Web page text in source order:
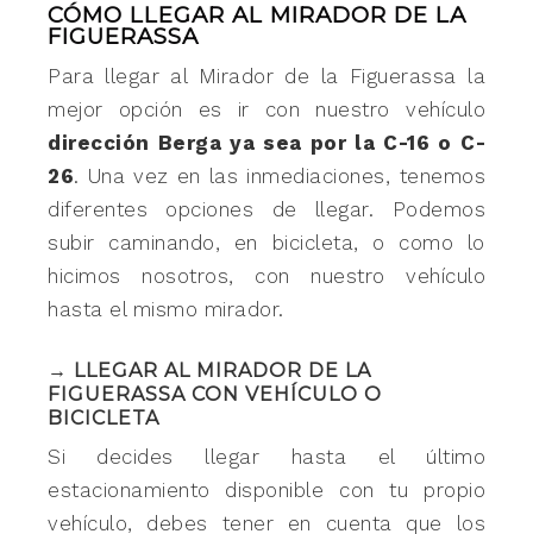
CÓMO LLEGAR AL MIRADOR DE LA
FIGUERASSA
Para llegar al Mirador de la Figuerassa la
mejor opción es ir con nuestro vehículo
dirección Berga ya sea por la C-16 o C-
26. Una vez en las inmediaciones, tenemos
diferentes opciones de llegar. Podemos
subir caminando, en bicicleta, o como lo
hicimos nosotros, con nuestro vehículo
hasta el mismo mirador.
→ LLEGAR AL MIRADOR DE LA
FIGUERASSA CON VEHÍCULO O
BICICLETA
Si decides llegar hasta el último
estacionamiento disponible con tu propio
vehículo, debes tener en cuenta que los